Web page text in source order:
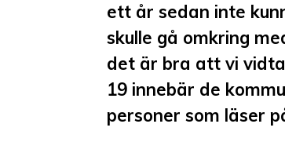
ett år sedan inte
skulle gå omkring
det är bra att vi
19 innebär de
personer som läser